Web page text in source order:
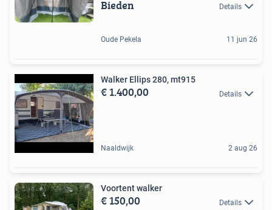
Bieden Details
Oude Pekela 11 jun 26
Walker Ellips 280, mt915
€ 1.400,00 Details
Naaldwijk 2 aug 26
Voortent walker
€ 150,00 Details